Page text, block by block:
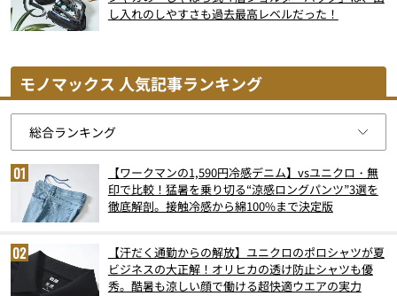
し入れのしやすさも過去最高レベルだった！
モノマックス 人気記事ランキング
【ワークマンの1,590円冷感デニム】vsユニクロ・無
印で比較！猛暑を乗り切る“涼感ロングパンツ”3選を
徹底解剖。接触冷感から綿100%まで決定版
【汗だく通勤からの解放】ユニクロのポロシャツが夏
ビジネスの大正解！オリヒカの透け防止シャツも優
秀。酷暑も涼しい顔で働ける超快適ウエアの実力